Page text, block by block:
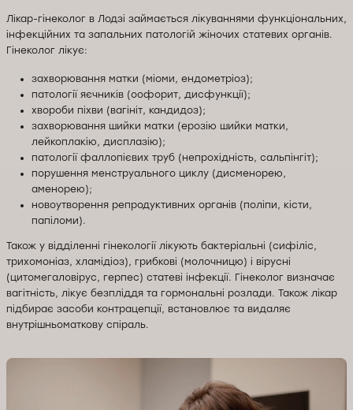
Лікар-гінеколог в Лодзі займається лікуваннями функціональних,
інфекційних та запальних патологій жіночих статевих органів.
Гінеколог лікує:
захворювання матки (міоми, ендометріоз);
патології яєчників (оофорит, дисфункції);
хвороби піхви (вагініт, кандидоз);
захворювання шийки матки (ерозію шийки матки,
лейкоплакію, дисплазію);
патології фаллопієвих труб (непрохідність, сальпінгіт);
порушення менструального циклу (дисменорею,
аменорею);
новоутворення репродуктивних органів (поліпи, кісти,
папіломи).
Також у відділенні гінекології лікують бактеріальні (сифіліс,
трихомоніаз, хламідіоз), грибкові (молочницю) і вірусні
(цитомегаловірус, герпес) статеві інфекції. Гінеколог визначає
вагітність, лікує безпліддя та гормональні розлади. Також лікар
підбирає засоби контрацепції, встановлює та видаляє
внутрішньоматкову спіраль.